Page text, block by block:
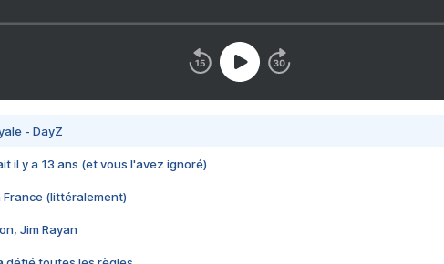
- DayZ
il y a 13 ans (et vous l'avez ignoré)
France (littéralement)
Jim Rayan